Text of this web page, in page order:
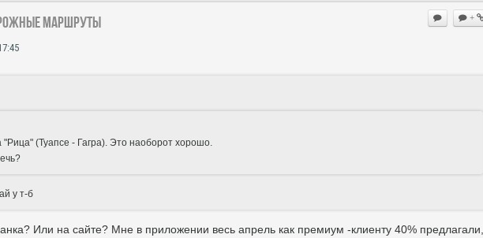
+
маршруты
"Рица" (Туапсе - Гагра). Это наоборот хорошо.
у т-б
Или на сайте? Мне в приложении весь апрель как премиум -клиенту 40% предлагали,